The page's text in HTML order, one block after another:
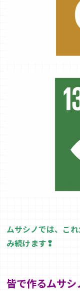
ムサシノでは、こ
み続けます❢
皆で作るムサ